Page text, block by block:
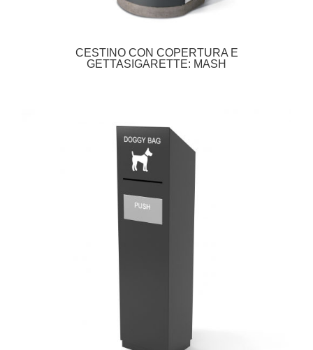
CESTINO CON COPERTURA E
GETTASIGARETTE: MASH